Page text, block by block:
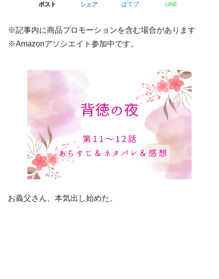
ポスト シェア はてブ LINE
※記事内に商品プロモーションを含む場合があります
※Amazonアソシエイト参加中です。
お義父さん、本気出し始めた。